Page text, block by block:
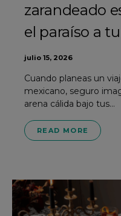
zarandeado
el paraíso a
julio 15, 2026
Cuando planeas un
mexicano, seguro
arena cálida bajo tus…
READ MORE